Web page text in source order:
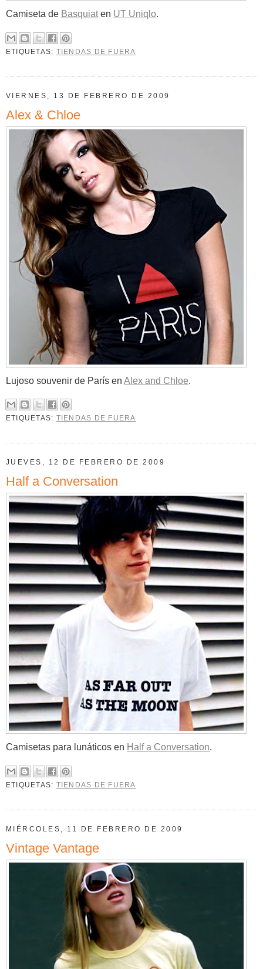
Camiseta de Basquiaten UT Uniqlo.
ETIQUETAS: TIENDAS DE FUERA
VIERNES, 13 DE FEBRERO DE 2009
Alex & Chloe
Lujoso souvenir de París en Alex and Chloe.
ETIQUETAS: TIENDAS DE FUERA
JUEVES, 12 DE FEBRERO DE 2009
Half a Conversation
Camisetas para lunáticos en Half a Conversation.
ETIQUETAS: TIENDAS DE FUERA
MIÉRCOLES, 11 DE FEBRERO DE 2009
Vintage Vantage